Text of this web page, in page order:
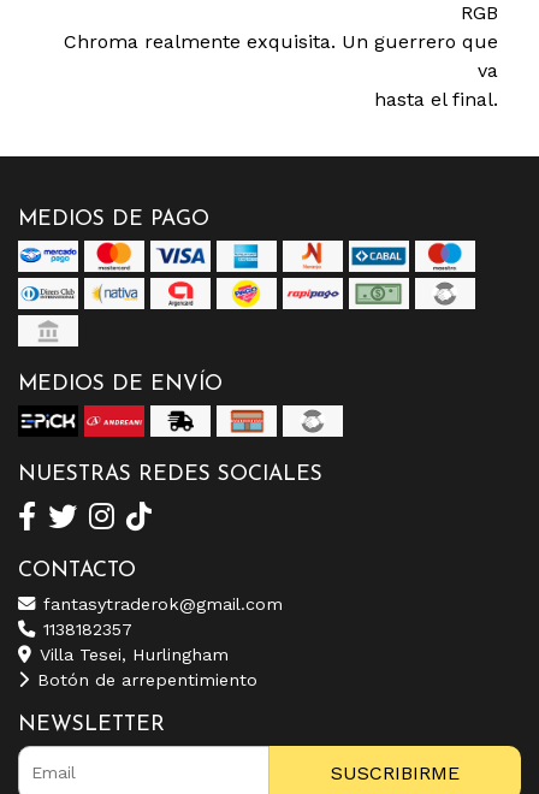
RGB
Chroma realmente exquisita. Un guerrero que
va
hasta el final.
MEDIOS DE PAGO
MEDIOS DE ENVÍO
NUESTRAS REDES SOCIALES
CONTACTO
fantasytraderok@gmail.com
1138182357
Villa Tesei, Hurlingham
Botón de arrepentimiento
NEWSLETTER
SUSCRIBIRME